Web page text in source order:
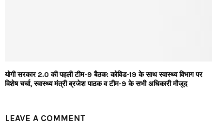
योगी सरकार 2.0 की पहली टीम-9 बैठक: कोविड-19 के साथ स्वास्थ्य विभाग पर
विशेष चर्चा, स्वास्थ्य मंत्री ब्रजेश पाठक व टीम-9 के सभी अधिकारी मौजूद
LEAVE A COMMENT